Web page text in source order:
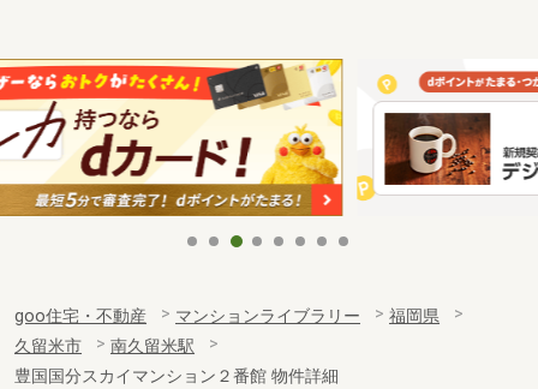
goo住宅・不動産 マンションライブラリー
福岡県
久留米市
南久留米駅
豊国国分スカイマンション２番館 物件詳細